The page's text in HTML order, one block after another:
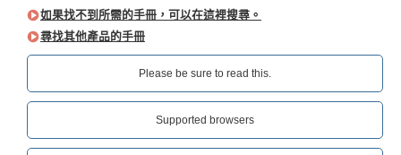
如果找不到所需的手冊，可以在這裡搜尋。
尋找其他產品的手冊
Please be sure to read this.‎
Supported browsers